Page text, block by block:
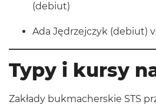
(debiut)
Ada Jędrzejczyk (debiut)
Typy i kursy
Zakłady bukmacherskie STS